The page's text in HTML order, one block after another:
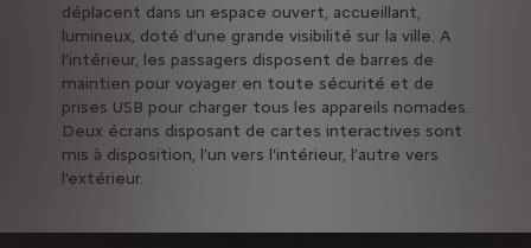
déplacent dans un espace ouvert, accueillant,
lumineux, doté d’une grande visibilité sur la ville. A
l’intérieur, les passagers disposent de barres de
maintien pour voyager en toute sécurité et de
prises USB pour charger tous les appareils nomades.
Deux écrans disposant de cartes interactives sont
mis à disposition, l’un vers l'intérieur, l’autre vers
l'extérieur.